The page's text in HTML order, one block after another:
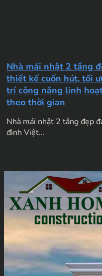
Nhà mái nhật 2 tầng
thiết kế cuốn hút, tối
trí công năng linh
theo thời gian
Nhà mái nhật 2 tầng đẹp
đình Việt...